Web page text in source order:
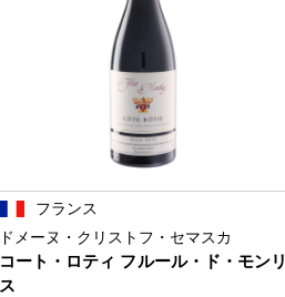
フランス
ドメーヌ・クリストフ・セマスカ
コート・ロティ フルール・ド・モンリ
ス